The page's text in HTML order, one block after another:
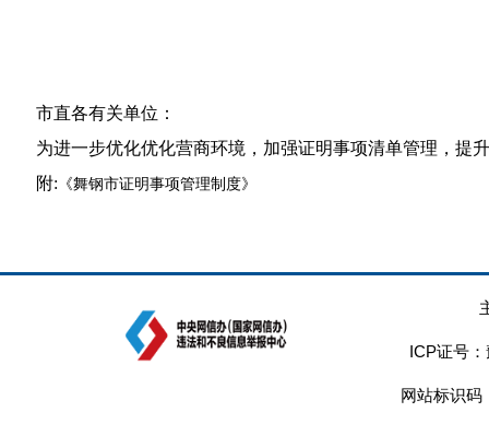
市直各有关单位：
为进一步优化优化营商环境，加强证明事项清单管理，提
附: 《舞钢市证明事项管理制度》
ICP证号：
网站标识码